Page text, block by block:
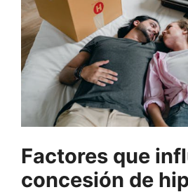
Factores que
concesión de